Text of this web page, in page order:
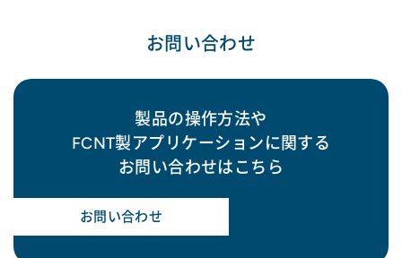
お問い合わせ
製品の操作方法や
FCNT製アプリケーションに関する
お問い合わせはこちら
お問い合わせ